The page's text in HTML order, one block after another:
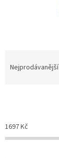
p
r
o
Nejprodávanější
1697Kč